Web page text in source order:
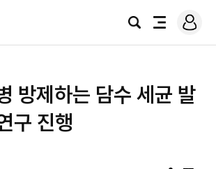
검
전
로
그
방제하는 담수 세균 발
구 진행